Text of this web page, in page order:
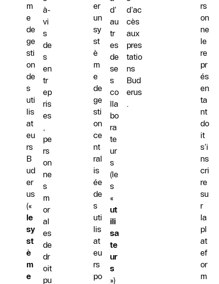
m
e
de
ge
sti
on
de
s
uti
lis
at
eu
rs
B
ud
er
us
(«
le
sy
st
è
m
e
à-
vi
s
de
s
en
tr
ep
ris
es
,
pe
rs
on
ne
s
m
or
al
es
de
dr
oit
pu
er
un
sy
st
è
m
e
de
ge
sti
on
ce
nt
ral
is
ée
de
s
uti
lis
at
eu
rs
po
d’
au
tr
es
de
se
s
co
lla
bo
ra
te
ur
s
(le
s
«
ut
ili
sa
te
ur
s
»)
d’ac
cès
aux
pres
tatio
ns
Bud
erus
.
rs
on
ne
le
re
pr
és
en
ta
nt
do
it
s’i
ns
cri
re
su
r
la
pl
at
ef
or
m